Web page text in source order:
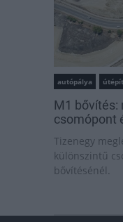
autópálya
M1 bővítés:
csomópont
Tizenegy
különszintű
bővítésénél.